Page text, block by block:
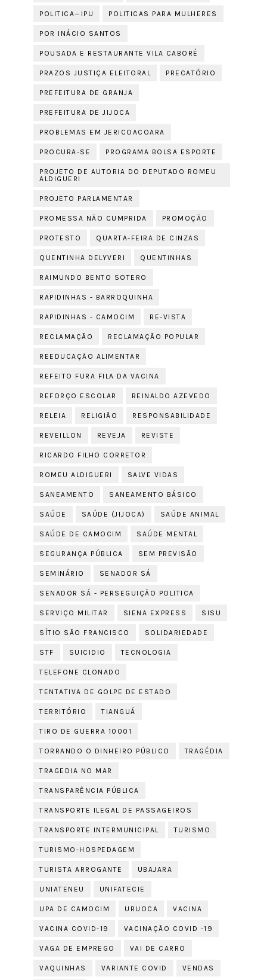
POLITICA—IPU POLITICAS PARA MULHERES
POR INÁCIO SANTOS
POUSADA E RESTAURANTE VILA CABORÉ
PRAZOS JUSTIÇA ELEITORAL PRECATÓRIO
PREFEITURA DE GRANJA
PREFEITURA DE JIJOCA
PROBLEMAS EM JERICOACOARA
PROCURA-SE PROGRAMA BOLSA ESPORTE
PROJETO DE AUTORIA DO DEPUTADO ROMEU
ALDIGUERI
PROJETO PARLAMENTAR
PROMESSA NÃO CUMPRIDA PROMOÇÃO
PROTESTO QUARTA-FEIRA DE CINZAS
QUENTINHA DELYVERI QUENTINHAS
RAIMUNDO BENTO SOTERO
RAPIDINHAS - BARROQUINHA
RAPIDINHAS - CAMOCIM RE-VISTA
RECLAMAÇÃO RECLAMAÇÃO POPULAR
REEDUCAÇÃO ALIMENTAR
REFEITO FURA FILA DA VACINA
REFORÇO ESCOLAR REINALDO AZEVEDO
RELEIA RELIGIÃO RESPONSABILIDADE
REVEILLON REVEJA REVISTE
RICARDO FILHO CORRETOR
ROMEU ALDIGUERI SALVE VIDAS
SANEAMENTO SANEAMENTO BÁSICO
SAÚDE SAÚDE (JIJOCA) SAÚDE ANIMAL
SAÚDE DE CAMOCIM SAÚDE MENTAL
SEGURANÇA PÚBLICA SEM PREVISÃO
SEMINÁRIO SENADOR SÁ
SENADOR SÁ - PERSEGUIÇÃO POLITICA
SERVIÇO MILITAR SIENA EXPRESS SISU
SÍTIO SÃO FRANCISCO SOLIDARIEDADE
STF SUICIDIO TECNOLOGIA
TELEFONE CLONADO
TENTATIVA DE GOLPE DE ESTADO
TERRITÓRIO TIANGUÁ
TIRO DE GUERRA 10001
TORRANDO O DINHEIRO PÚBLICO TRAGÉDIA
TRAGEDIA NO MAR
TRANSPARÊNCIA PÚBLICA
TRANSPORTE ILEGAL DE PASSAGEIROS
TRANSPORTE INTERMUNICIPAL TURISMO
TURISMO-HOSPEDAGEM
TURISTA ARROGANTE UBAJARA
UNIATENEU UNIFATECIE
UPA DE CAMOCIM URUOCA VACINA
VACINA COVID-19 VACINAÇÃO COVID -19
VAGA DE EMPREGO VAI DE CARRO
VAQUINHAS VARIANTE COVID VENDAS